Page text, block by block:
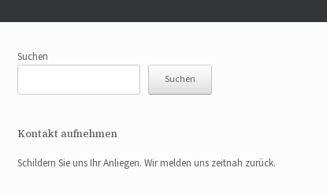
Suchen
Suchen
Kontakt aufnehmen
Schildern Sie uns Ihr Anliegen. Wir melden uns zeitnah zurück.